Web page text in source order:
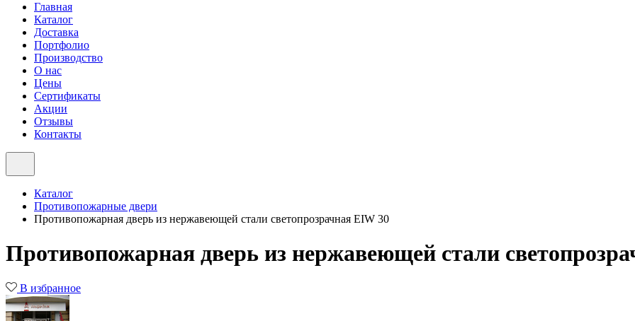
Главная
Каталог
Доставка
Портфолио
Производство
О нас
Цены
Сертификаты
Акции
Отзывы
Контакты
Каталог
Противопожарные двери
Противопожарная дверь из нержавеющей стали светопрозрачная EIW 30
Противопожарная дверь из нержавеющей стали
В избранное